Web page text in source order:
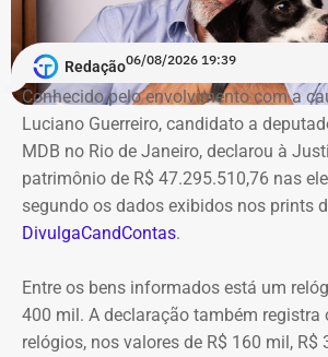
Redação06/08/2026 19:39
Conhecido pelo envolvimento com a
Luciano Guerreiro, candidato a
MDB no Rio de Janeiro, declarou à
patrimônio de R$ 47.295.510,76 nas
segundo os dados exibidos nos prints
DivulgaCandContas.
Entre os bens informados está um
400 mil. A declaração também registra
relógios, nos valores de R$ 160 mil, R$